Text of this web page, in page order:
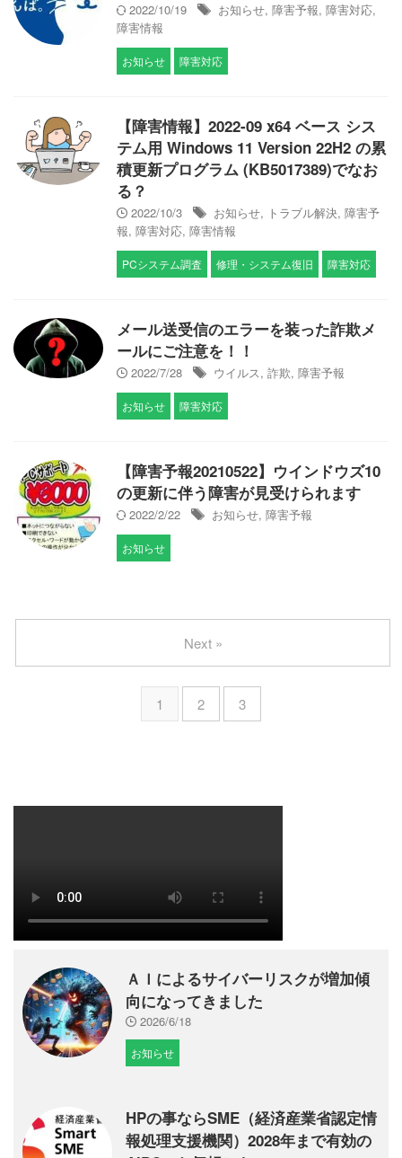
2022/10/19 お知らせ, 障害予報, 障害対応,
障害情報
お知らせ 障害対応
【障害情報】2022-09 x64 ベース シス
テム用 Windows 11 Version 22H2 の累
積更新プログラム (KB5017389)でなお
る？
2022/10/3 お知らせ, トラブル解決, 障害予
報, 障害対応, 障害情報
PCシステム調査 修理・システム復旧 障害対応
メール送受信のエラーを装った詐欺メ
ールにご注意を！！
2022/7/28 ウイルス, 詐欺, 障害予報
お知らせ 障害対応
【障害予報20210522】ウインドウズ10
の更新に伴う障害が見受けられます
2022/2/22 お知らせ, 障害予報
お知らせ
1 2 3
Next »
ＡＩによるサイバーリスクが増加傾
向になってきました
2026/6/18
お知らせ
HPの事ならSME（経済産業省認定情
報処理支援機関）2028年まで有効の